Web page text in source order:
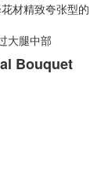
材精致夸张型的
大腿中部
Bouquet